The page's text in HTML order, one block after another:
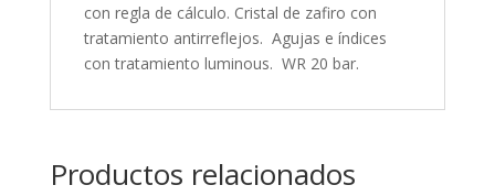
con regla de cálculo. Cristal de zafiro con
tratamiento antirreflejos. Agujas e índices
con tratamiento luminous. WR 20 bar.
Productos relacionados